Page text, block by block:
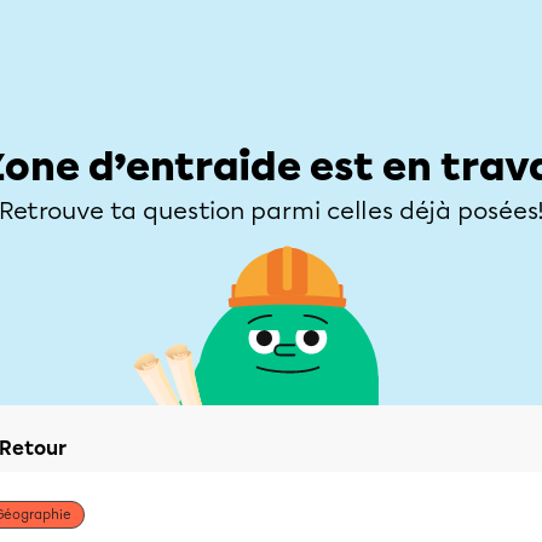
d’entraide est en
Retrouve ta question parmi celles déjà
Retour